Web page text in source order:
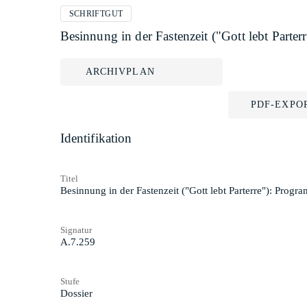
SCHRIFTGUT
Besinnung in der Fastenzeit ("Gott lebt
ARCHIVPLAN
PDF-
Identifikation
Titel
Besinnung in der Fastenzeit ("Gott lebt Parterre"):
Signatur
A.7.259
Stufe
Dossier